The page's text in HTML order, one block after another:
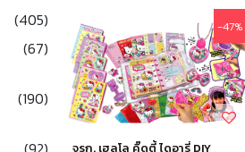
(405)
(67)
(190)
-47%
จรก. เฮลโล คิ๊ดตี้ ไดอารี่ DIY